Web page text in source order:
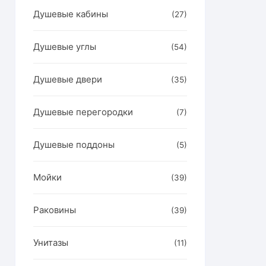
Душевые кабины (27)
Душевые углы (54)
Душевые двери (35)
Душевые перегородки (7)
Душевые поддоны (5)
Мойки (39)
Раковины (39)
Унитазы (11)